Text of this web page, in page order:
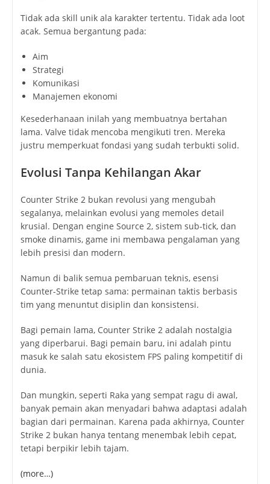
Tidak ada skill unik ala karakter tertentu. Tidak ada loot
acak. Semua bergantung pada:
Aim
Strategi
Komunikasi
Manajemen ekonomi
Kesederhanaan inilah yang membuatnya bertahan
lama. Valve tidak mencoba mengikuti tren. Mereka
justru memperkuat fondasi yang sudah terbukti solid.
Evolusi Tanpa Kehilangan Akar
Counter Strike 2 bukan revolusi yang mengubah
segalanya, melainkan evolusi yang memoles detail
krusial. Dengan engine Source 2, sistem sub-tick, dan
smoke dinamis, game ini membawa pengalaman yang
lebih presisi dan modern.
Namun di balik semua pembaruan teknis, esensi
Counter-Strike tetap sama: permainan taktis berbasis
tim yang menuntut disiplin dan konsistensi.
Bagi pemain lama, Counter Strike 2 adalah nostalgia
yang diperbarui. Bagi pemain baru, ini adalah pintu
masuk ke salah satu ekosistem FPS paling kompetitif di
dunia.
Dan mungkin, seperti Raka yang sempat ragu di awal,
banyak pemain akan menyadari bahwa adaptasi adalah
bagian dari permainan. Karena pada akhirnya, Counter
Strike 2 bukan hanya tentang menembak lebih cepat,
tetapi berpikir lebih tajam.
(more…)